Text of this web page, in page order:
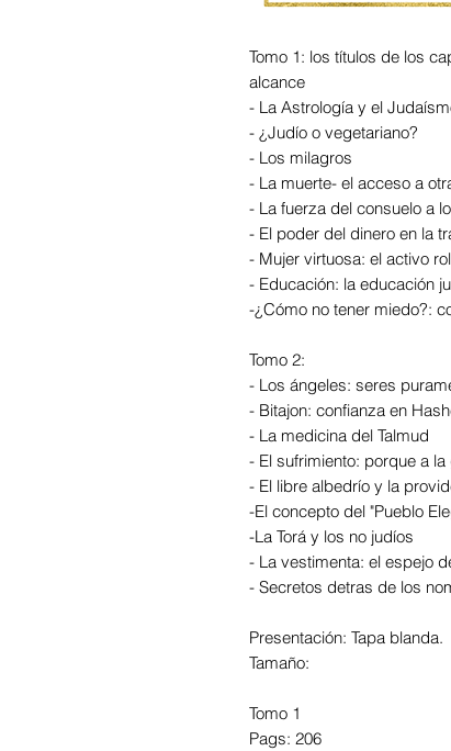
Tomo 1: los títulos de los
alcance
- La Astrología y el
- ¿Judío o vegetariano?
- Los milagros
- La muerte- el acceso a
- La fuerza del consuelo a
- El poder del dinero en la
- Mujer virtuosa: el activo
- Educación: la educación
-¿Cómo no tener miedo?:
Tomo 2:
- Los ángeles: seres
- Bitajon: confianza en
- La medicina del Talmud
- El sufrimiento: porque a
- El libre albedrío y la
-El concepto del "Pueblo
-La Torá y los no judíos
- La vestimenta: el espejo
- Secretos detras de los
Presentación: Tapa blanda.
Tamaño:
Tomo 1
Pags: 206